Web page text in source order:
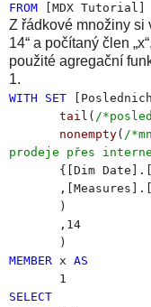
FROM [MDX Tutorial]
Z řádkové množiny si
14“ a počítaný člen
použité agregační
1.
WITH SET
tail ( /
nonempty( /
prodeje přes
{[Dim
)
,14
)
MEMBER x AS
1
SELECT